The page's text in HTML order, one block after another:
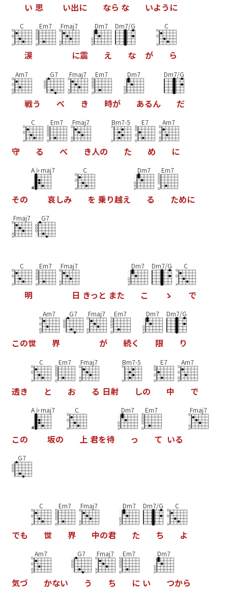
い 思 い出に なら な いよう に
C
涙
Em7 Fmaj7
に震
Dm7
え
Dm7/G
な が
C
ら
Am7
戦う
G7
べ
Fmaj7
き
Em7
時が
Dm7
あるん
Dm7/G
だ
守
C
る
Em7
べ
Fmaj7
き人の
Bm7-5
た
E7
め
Am7
に
その
A♭maj7
哀しみ
C
を 乗り越え
Dm7
る
Em7
ために
Fmaj7 G7
C
明
Em7 Fmaj7
日 きっ と また
Dm7
こ
Dm7/G
ゝ
C
で
この世
Am7
界
G7 Fmaj7
が
Em7
続く
Dm7
限
Dm7/G
り
透き
C
と
Em7
お
Fmaj7
る 日射
Bm7-5
しの
E7
中
Am7
で
この
A♭maj7
坂の
C
上 君を待
Dm7
っ
Em7
て いる
Fmaj7
G7
でも
C
世
Em7
界
Fmaj7
中の君
Dm7
た
Dm7/G
ち
C
よ
気づ
Am7
かない
G7
う
Fmaj7
ち
Em7
に い
Dm7
つから